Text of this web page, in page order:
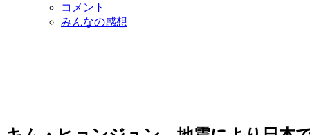
コメント
みんなの感想